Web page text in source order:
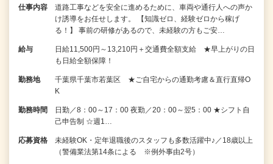
仕事内容
道路工事などを安全に進めるために、車両や通行人への声か
け誘導をお任せします。 【知識ゼロ、経験ゼロから稼げ
る！】 事前の研修があるので、未経験の方もご安…
給与
日給11,500円～13,210円＋交通費全額支給 ★早上がりの日
も日給全額保障！
勤務地
千葉県千葉市若葉区 ★ご自宅からの通勤考慮＆直行直帰O
K
勤務時間
日勤／8：00～17：00 夜勤／20：00～翌5：00 ★シフト自
己申告制 ☆週1…
応募資格
未経験OK・定年退職後のスタッフも多数活躍中♪／18歳以上
（警備業法第14条による ※例外事由2号）